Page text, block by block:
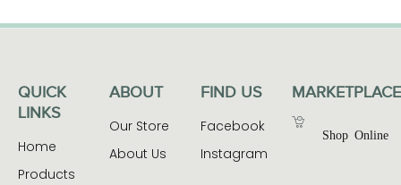
QUICK
LINKS
Home
Products
ABOUT
Our Store
About Us
FIND US
Facebook
Instagram
MARKETPLACE
Shop Online